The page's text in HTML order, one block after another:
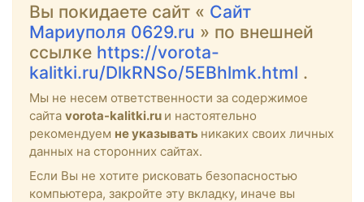
Вы покидаете сайт « Сайт
Мариуполя 0629.ru » по внешней
ссылке https://vorota-
kalitki.ru/DlkRNSo/5EBhlmk.html .
Мы не несем ответственности за содержимое
сайта vorota-kalitki.ru и настоятельно
рекомендуем не указывать никаких своих личных
данных на сторонних сайтах.
Если Вы не хотите рисковать безопасностью
компьютера, закройте эту вкладку, иначе вы